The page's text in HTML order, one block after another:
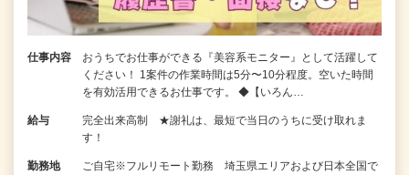
仕事内容
おうちでお仕事ができる『美容系モニター』として活躍して
ください！ 1案件の作業時間は5分〜10分程度。空いた時間
を有効活用できるお仕事です。 ◆【いろん…
給与
完全出来高制 ★謝礼は、最短で当日のうちに受け取れま
す！
勤務地
ご自宅※フルリモート勤務 埼玉県エリアおよび日本全国で